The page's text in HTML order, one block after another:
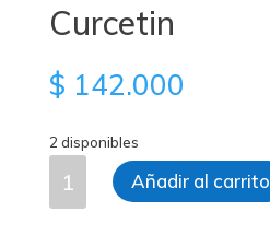
Curcetin
$ 142.000
2 disponibles
cantidad
Añadir al carrito